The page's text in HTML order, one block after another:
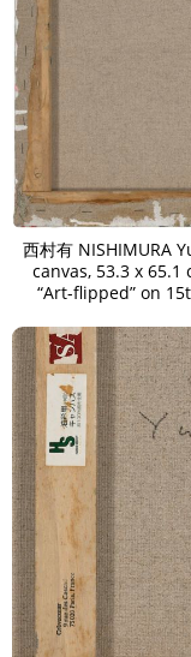
西村有 NISHIMURA
canvas, 53.3 x 65.1
“Art-flipped” on